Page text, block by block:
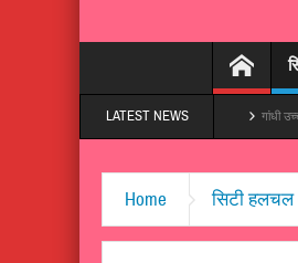
LATEST NEWS
बना दs’, तेजी से हो रहा वायरल गांधी उच्च माध्यमिक
Home सिटी हलचल